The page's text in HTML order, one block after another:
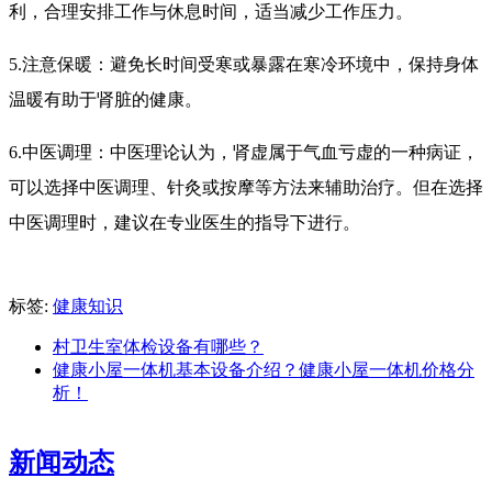
利，合理安排工作与休息时间，适当减少工作压力。
5.注意保暖：避免长时间受寒或暴露在寒冷环境中，保持身体
温暖有助于肾脏的健康。
6.中医调理：中医理论认为，肾虚属于气血亏虚的一种病证，
可以选择中医调理、针灸或按摩等方法来辅助治疗。但在选择
中医调理时，建议在专业医生的指导下进行。
标签: 健康知识
村卫生室体检设备有哪些？
健康小屋一体机基本设备介绍？健康小屋一体机价格分
析！
新闻动态